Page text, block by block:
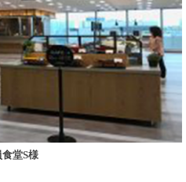
堂S様